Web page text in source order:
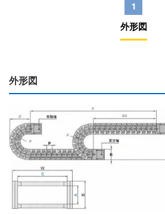
1
外形図
外形図